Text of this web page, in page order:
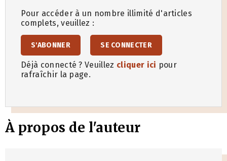
Pour accéder à un nombre illimité d'articles
complets, veuillez :
S'ABONNER SE CONNECTER
Déjà connecté ? Veuillez cliquer ici pour
rafraîchir la page.
À propos de l'auteur